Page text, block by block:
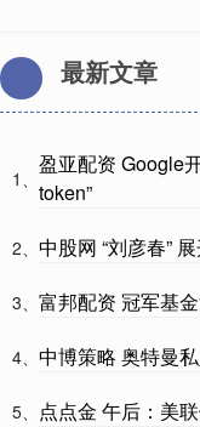
最新文章
1、
盈亚配资 Google
token”
2、 中股网 “刘彦春”
3、 富邦配资 冠军基
4、 中博策略 奥特曼
5、 点点金 午后：美